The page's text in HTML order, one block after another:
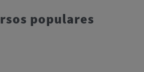
populares